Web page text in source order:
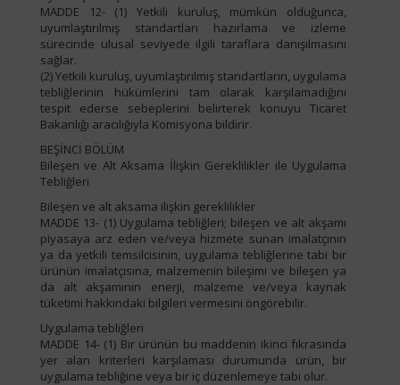
MADDE 12- (1) Yetkili kuruluş, mümkün olduğunca,
uyumlaştırılmış standartları hazırlama ve izleme
sürecinde ulusal seviyede ilgili taraflara danışılmasını
sağlar.
(2) Yetkili kuruluş, uyumlaştırılmış standartların, uygulama
tebliğlerinin hükümlerini tam olarak karşılamadığını
tespit ederse sebeplerini belirterek konuyu Ticaret
Bakanlığı aracılığıyla Komisyona bildirir.
BEŞİNCİ BÖLÜM
Bileşen ve Alt Aksama İlişkin Gereklilikler ile Uygulama
Tebliğleri
Bileşen ve alt aksama ilişkin gereklilikler
MADDE 13- (1) Uygulama tebliğleri; bileşen ve alt akşamı
piyasaya arz eden ve/veya hizmete sunan imalatçının
ya da yetkili temsilcisinin, uygulama tebliğlerine tabi bir
ürünün imalatçısına, malzemenin bileşimi ve bileşen ya
da alt akşamının enerji, malzeme ve/veya kaynak
tüketimi hakkındaki bilgileri vermesini öngörebilir.
Uygulama tebliğleri
MADDE 14- (1) Bir ürünün bu maddenin ikinci fıkrasında
yer alan kriterleri karşılaması durumunda ürün, bir
uygulama tebliğine veya bir iç düzenlemeye tabi olur.